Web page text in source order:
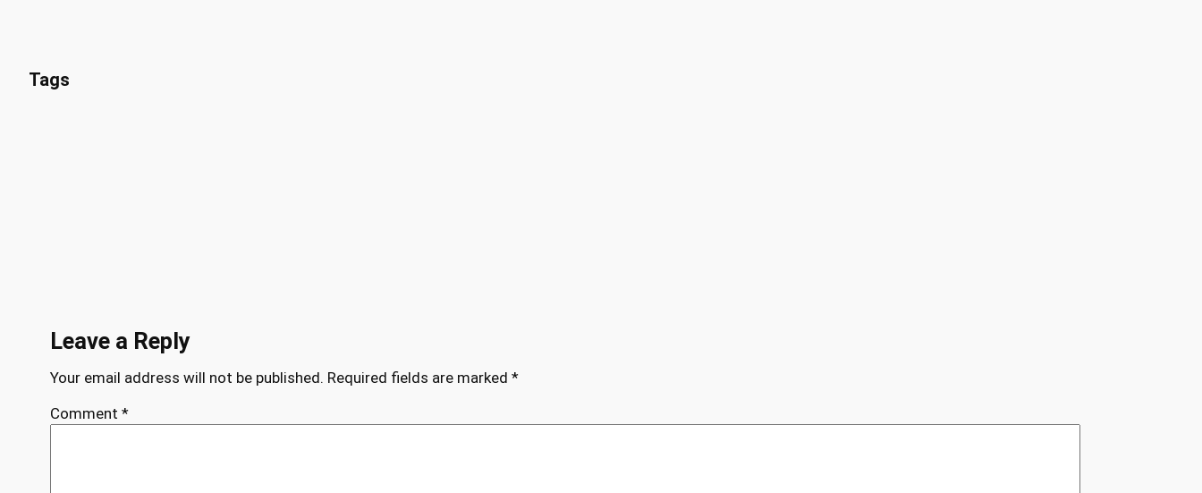
Tags
Leave a Reply
Your email address will not be published. Required fields are marked *
Comment *